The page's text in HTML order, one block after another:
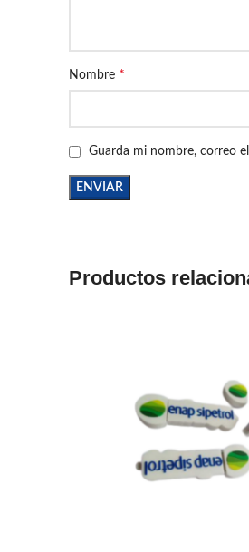
Nombre *
Guarda mi nombre, correo
Productos